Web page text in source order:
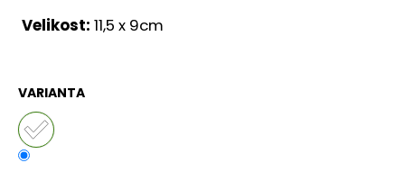
hvězdiček.
Velikost: 11,5 x 9cm
VARIANTA
D
o